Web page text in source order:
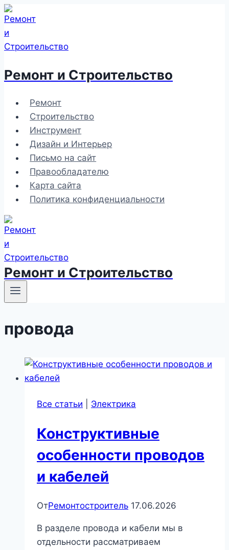
Перейти
к
содержимому
Ремонт и Строительство
Ремонт
Строительство
Инструмент
Дизайн и Интерьер
Письмо на сайт
Правообладателю
Карта сайта
Политика конфиденциальности
Ремонт и Строительство
провода
Все статьи Электрика
Конструктивные
особенности проводов
и кабелей
ОтРемонтостроитель 17.06.2026
В разделе провода и кабели мы в
отдельности рассматриваем